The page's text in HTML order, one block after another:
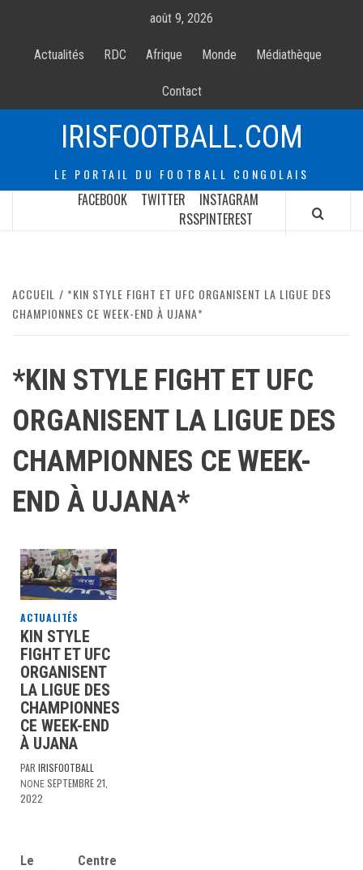
contenur
août 9, 2026
Actualités RDC Afrique Monde Médiathèque
Contact
IRISFOOTBALL.COM
LE PORTAIL DU FOOTBALL CONGOLAIS
FACEBOOK
TWITTER
RSS
INSTAGRAM
PINTEREST
ACCUEIL
*KIN STYLE FIGHT ET UFC ORGANISENT LA LIGUE DES
CHAMPIONNES CE WEEK-END À UJANA*
*KIN STYLE FIGHT ET UFC
ORGANISENT LA LIGUE DES
CHAMPIONNES CE WEEK-
END À UJANA*
ACTUALITÉS
KIN STYLE
FIGHT ET UFC
ORGANISENT
LA LIGUE DES
CHAMPIONNES
CE WEEK-END
À UJANA
PAR IRISFOOTBALL
NONE SEPTEMBRE 21,
2022
Le Centre